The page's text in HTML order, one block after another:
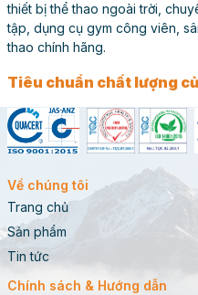
thiết bị thể thao ngoài trời,
tập, dụng cụ gym công viên,
thao chính hãng.
Tiêu chuẩn chất lượng
Về chúng tôi
Trang chủ
Sản phẩm
Tin tức
Chính sách & Hướng dẫn